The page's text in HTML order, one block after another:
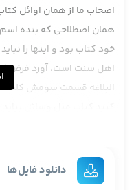
اصحاب ما از همان اوائل
همان اصطلاحی که بنده
خود کتاب بود و اينها را
اهل سنت است، آورد فرض
البلاغه قسمت سومش کلمات
وسائل پنج­تاست پس اين
آن، نه اين پنج­تا کلمه
دانلود فایل‌ها